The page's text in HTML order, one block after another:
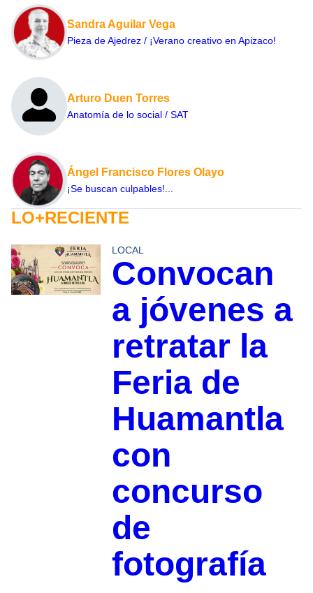
Sandra Aguilar Vega
Pieza de Ajedrez / ¡Verano creativo en Apizaco!
Arturo Duen Torres
Anatomía de lo social / SAT
Ángel Francisco Flores Olayo
¡Se buscan culpables!...
LO+RECIENTE
LOCAL
Convocan
a jóvenes a
retratar la
Feria de
Huamantla
con
concurso
de
fotografía